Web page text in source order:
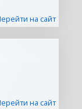
на сайт
на сайт